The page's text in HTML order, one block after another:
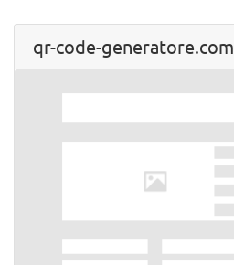
qr-code-generatore.com